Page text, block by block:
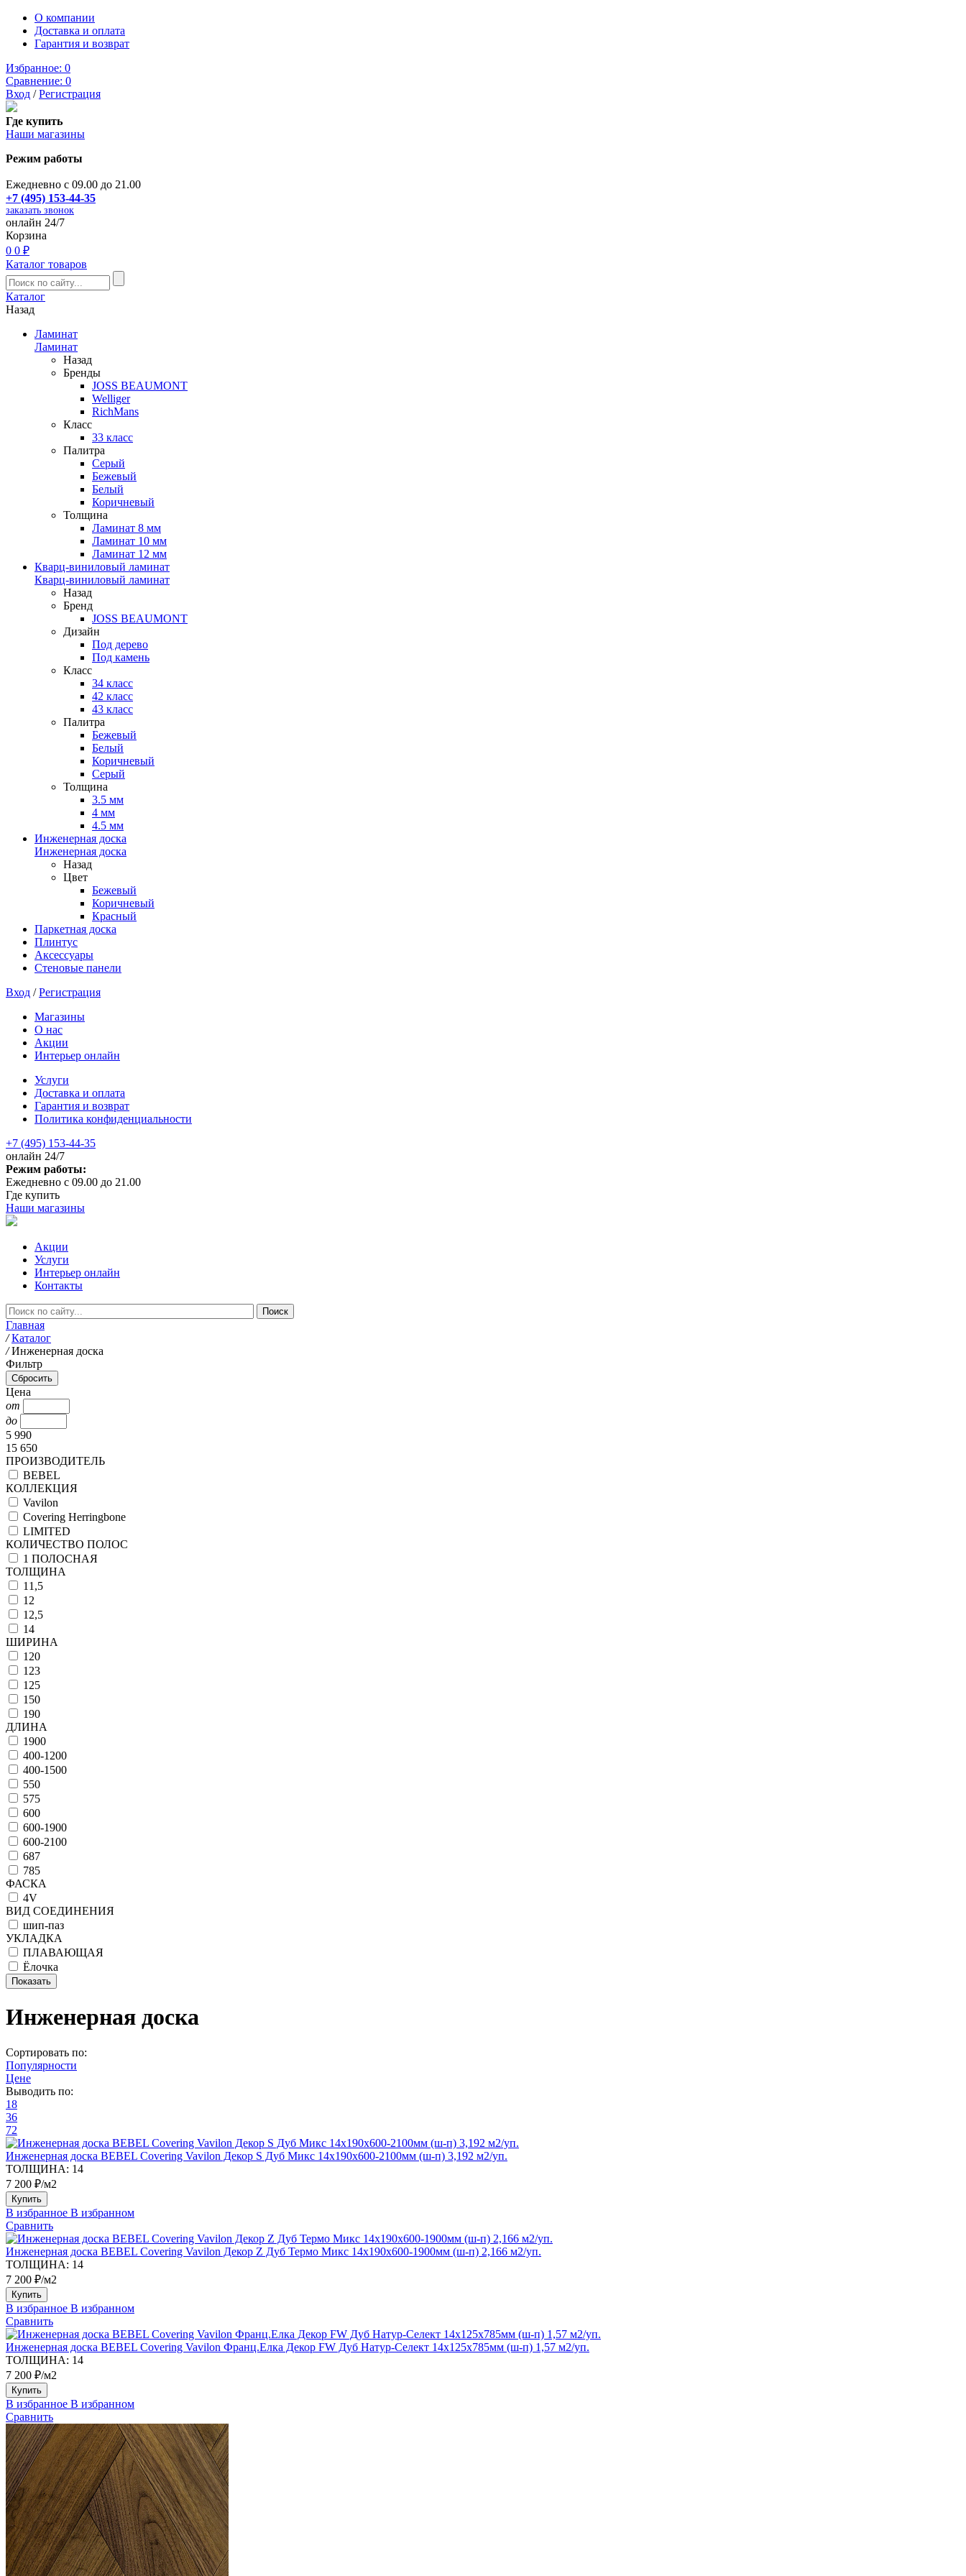
О компании
Доставка и оплата
Гарантия и возврат
Избранное: 0
Сравнение: 0
Вход /Регистрация
Где купить
Наши магазины
Режим работы
Ежедневно с 09.00 до 21.00
+7 (495) 153-44-35
заказать звонок
онлайн 24/7
Корзина
0 0 ₽
Каталог товаров
Каталог
Назад
Ламинат
Ламинат
Назад
Бренды
JOSS BEAUMONT
Welliger
RichMans
Класс
33 класс
Палитра
Серый
Бежевый
Белый
Коричневый
Толщина
Ламинат 8 мм
Ламинат 10 мм
Ламинат 12 мм
Кварц-виниловый ламинат
Кварц-виниловый ламинат
Назад
Бренд
JOSS BEAUMONT
Дизайн
Под дерево
Под камень
Класс
34 класс
42 класс
43 класс
Палитра
Бежевый
Белый
Коричневый
Серый
Толщина
3.5 мм
4 мм
4.5 мм
Инженерная доска
Инженерная доска
Назад
Цвет
Бежевый
Коричневый
Красный
Паркетная доска
Плинтус
Аксессуары
Стеновые панели
Вход /Регистрация
Магазины
О нас
Акции
Интерьер онлайн
Услуги
Доставка и оплата
Гарантия и возврат
Политика конфиденциальности
+7 (495) 153-44-35
онлайн 24/7
Режим работы:
Ежедневно с 09.00 до 21.00
Где купить
Наши магазины
Акции
Услуги
Интерьер онлайн
Контакты
Главная
/ Каталог
/ Инженерная доска
Фильтр
Цена
от
до
5 990
15 650
ПРОИЗВОДИТЕЛЬ
BEBEL
КОЛЛЕКЦИЯ
Vavilon
Covering Herringbone
LIMITED
КОЛИЧЕСТВО ПОЛОС
1 ПОЛОСНАЯ
ТОЛЩИНА
11,5
12
12,5
14
ШИРИНА
120
123
125
150
190
ДЛИНА
1900
400-1200
400-1500
550
575
600
600-1900
600-2100
687
785
ФАСКА
4V
ВИД СОЕДИНЕНИЯ
шип-паз
УКЛАДКА
ПЛАВАЮЩАЯ
Ёлочка
Инженерная доска
Сортировать по:
Популярности
Цене
Выводить по:
18
36
72
Инженерная доска BEBEL Covering Vavilon Декор S Дуб Микс 14х190х600-2100мм (ш-п) 3,192 м2/уп.
ТОЛЩИНА: 14
7 200 ₽/м2
Купить
В избранное В избранном
Сравнить
Инженерная доска BEBEL Covering Vavilon Декор Z Дуб Термо Микс 14х190х600-1900мм (ш-п) 2,166 м2/уп.
ТОЛЩИНА: 14
7 200 ₽/м2
Купить
В избранное В избранном
Сравнить
Инженерная доска BEBEL Covering Vavilon Франц.Елка Декор FW Дуб Натур-Селект 14х125х785мм (ш-п) 1,57 м2/уп.
ТОЛЩИНА: 14
7 200 ₽/м2
Купить
В избранное В избранном
Сравнить